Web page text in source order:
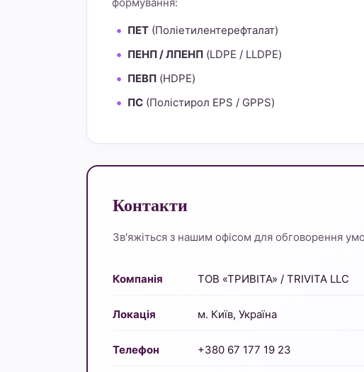
ПЕТ (Поліетилентерефталат)
ПЕНП / ЛПЕНП (LDPE / LLDPE)
ПЕВП (HDPE)
ПС (Полістирол EPS / GPPS)
Контакти
Зв'яжіться з нашим офісом для обговорення
Компанія ТОВ «ТРИВІТА» / TRIVITA LLC
Локація м. Київ, Україна
Телефон +380 67 177 19 23